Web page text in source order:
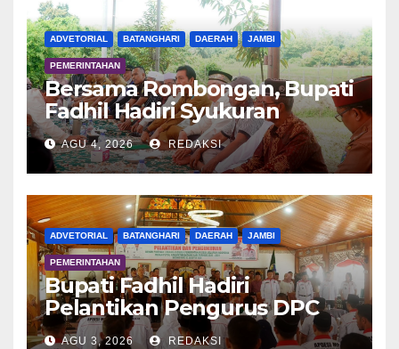
ADVETORIAL BATANGHARI DAERAH JAMBI
PEMERINTAHAN
Bersama Rombongan, Bupati
Fadhil Hadiri Syukuran
Tanam Padi di Terusan
AGU 4, 2026 REDAKSI
ADVETORIAL BATANGHARI DAERAH JAMBI
PEMERINTAHAN
Bupati Fadhil Hadiri
Pelantikan Pengurus DPC
APDESI MP
AGU 3, 2026 REDAKSI